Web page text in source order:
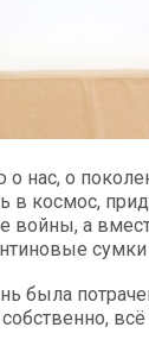
нас, о
в космос,
войны, а
сумки
была